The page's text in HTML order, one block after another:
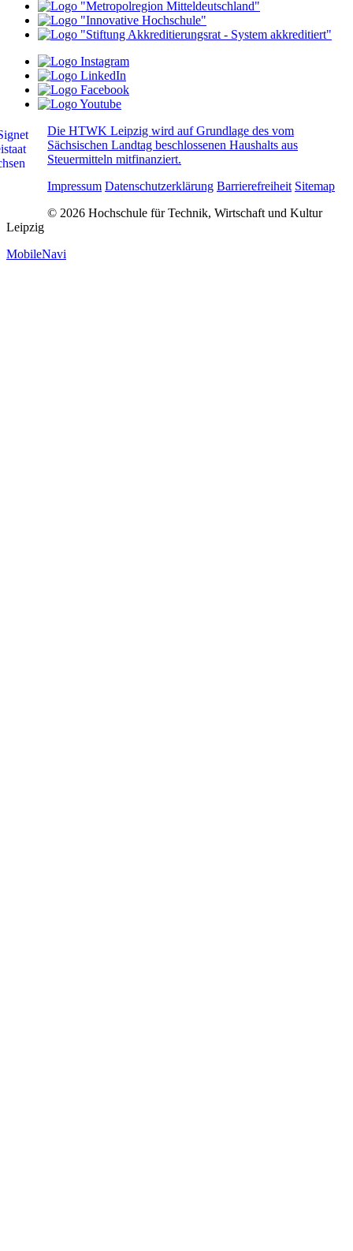
Die HTWK Leipzig wird auf Grundlage des vom
Sächsischen Landtag beschlossenen Haushalts aus
Steuermitteln mitfinanziert.
Impressum Datenschutzerklärung Barrierefreiheit Sitemap
© 2026 Hochschule für Technik, Wirtschaft und Kultur
Leipzig
MobileNavi